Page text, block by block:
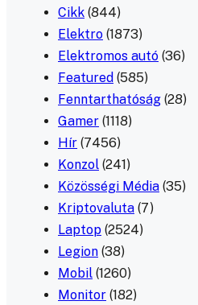
Cikk (844)
Elektro (1873)
Elektromos autó (36)
Featured (585)
Fenntarthatóság (28)
Gamer (1118)
Hír (7456)
Konzol (241)
Közösségi Média (35)
Kriptovaluta (7)
Laptop (2524)
Legion (38)
Mobil (1260)
Monitor (182)